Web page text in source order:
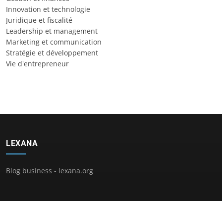
Innovation et technologie
Juridique et fiscalité
Leadership et management
Marketing et communication
Stratégie et développement
Vie d'entrepreneur
LEXANA
Blog business - lexana.org